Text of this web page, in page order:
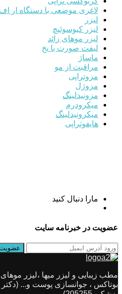
لاغری موضعی با دستگاه ار اف
لیزر
لیزر کیوسوئیچ
لیزر موهای زائد
لیفت صورت با نخ
ماساژ
مراقبت از مو
مزوتراپی
مزوژل
مزونیدلینگ
میکرودرم
میکرونیدلینگ
هایفوتراپی
مارا دنبال کنید
عضویت در خبرنامه سایت
مطب زیبایی و لیزر میها ،لیزر
بوتاکس ، جوانسازی پوست و...